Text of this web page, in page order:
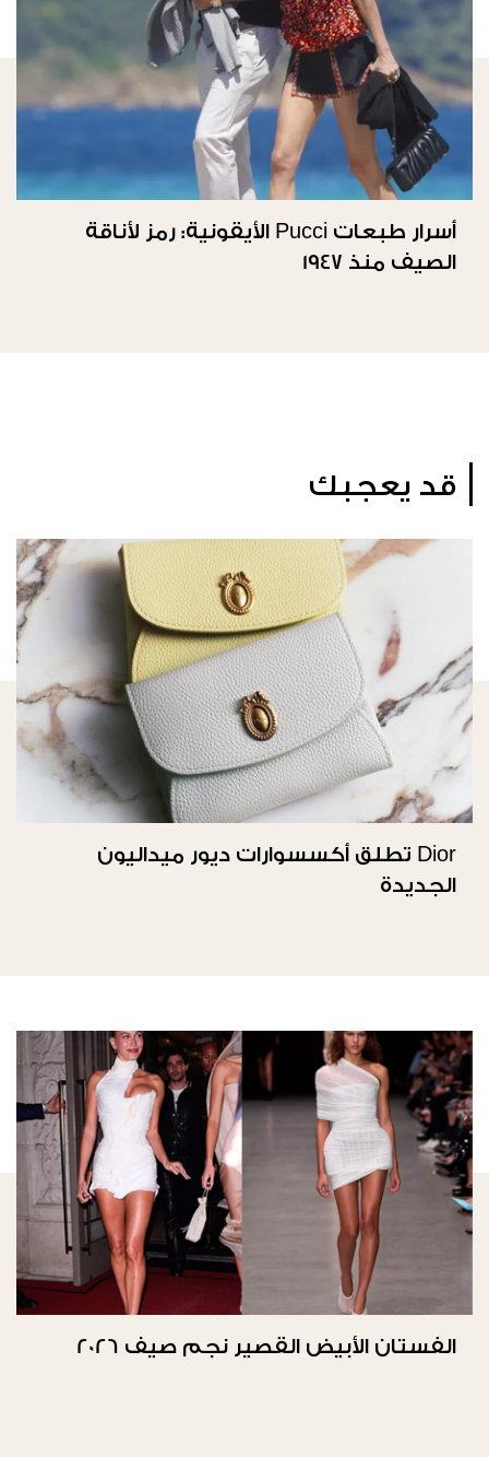
أسرار طبعات Pucci الأيقونية: رمز لأناقة
الصيف منذ 1947
قد يعجبك
Dior تطلق أكسسوارات ديور ميداليون
الجديدة
الفستان الأبيض القصير نجم صيف 2026